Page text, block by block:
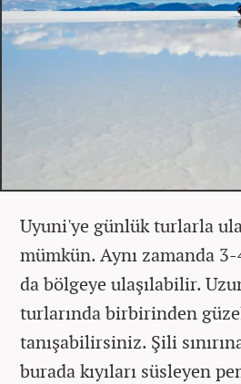
Uyuni'ye günlük turlarla
mümkün. Aynı zamanda
da bölgeye ulaşılabilir.
turlarında birbirinden
tanışabilirsiniz. Şili
burada kıyıları süsleyen